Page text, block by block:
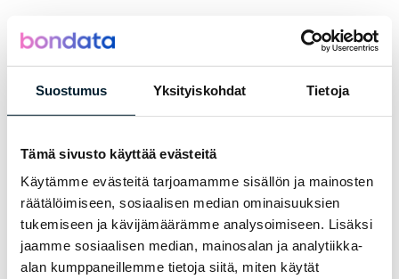
Suostumus Yksityiskohdat Tietoja
Tämä sivusto käyttää evästeitä
Käytämme evästeitä tarjoamamme sisällön ja mainosten
räätälöimiseen, sosiaalisen median ominaisuuksien
tukemiseen ja kävijämäärämme analysoimiseen. Lisäksi
jaamme sosiaalisen median, mainosalan ja analytiikka-
alan kumppaneillemme tietoja siitä, miten käytät
Loading...